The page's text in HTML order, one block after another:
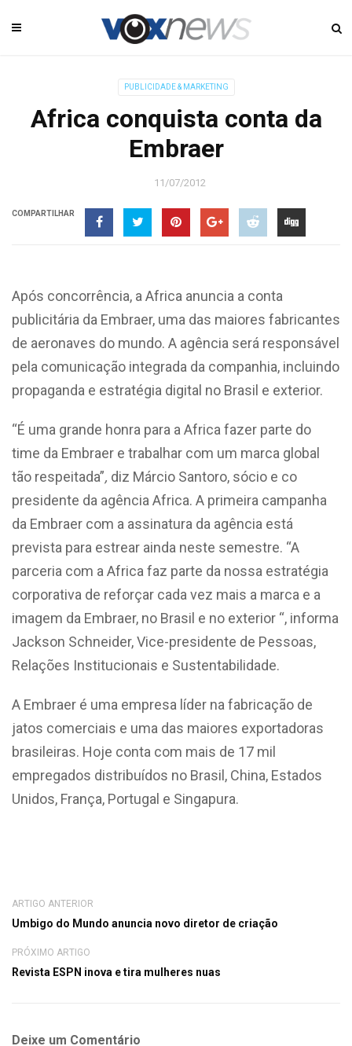
PUBLICIDADE & MARKETING
Africa conquista conta da
Embraer
11/07/2012
COMPARTILHAR
Após concorrência, a Africa anuncia a conta
publicitária da Embraer, uma das maiores fabricantes
de aeronaves do mundo. A agência será responsável
pela comunicação integrada da companhia, incluindo
propaganda e estratégia digital no Brasil e exterior.
“É uma grande honra para a Africa fazer parte do
time da Embraer e trabalhar com um marca global
tão respeitada”, diz Márcio Santoro, sócio e co
presidente da agência Africa. A primeira campanha
da Embraer com a assinatura da agência está
prevista para estrear ainda neste semestre. “A
parceria com a Africa faz parte da nossa estratégia
corporativa de reforçar cada vez mais a marca e a
imagem da Embraer, no Brasil e no exterior “, informa
Jackson Schneider, Vice-presidente de Pessoas,
Relações Institucionais e Sustentabilidade.
A Embraer é uma empresa líder na fabricação de
jatos comerciais e uma das maiores exportadoras
brasileiras. Hoje conta com mais de 17 mil
empregados distribuídos no Brasil, China, Estados
Unidos, França, Portugal e Singapura.
ARTIGO ANTERIOR
Umbigo do Mundo anuncia novo diretor de criação
PRÓXIMO ARTIGO
Revista ESPN inova e tira mulheres nuas
Deixe um Comentário